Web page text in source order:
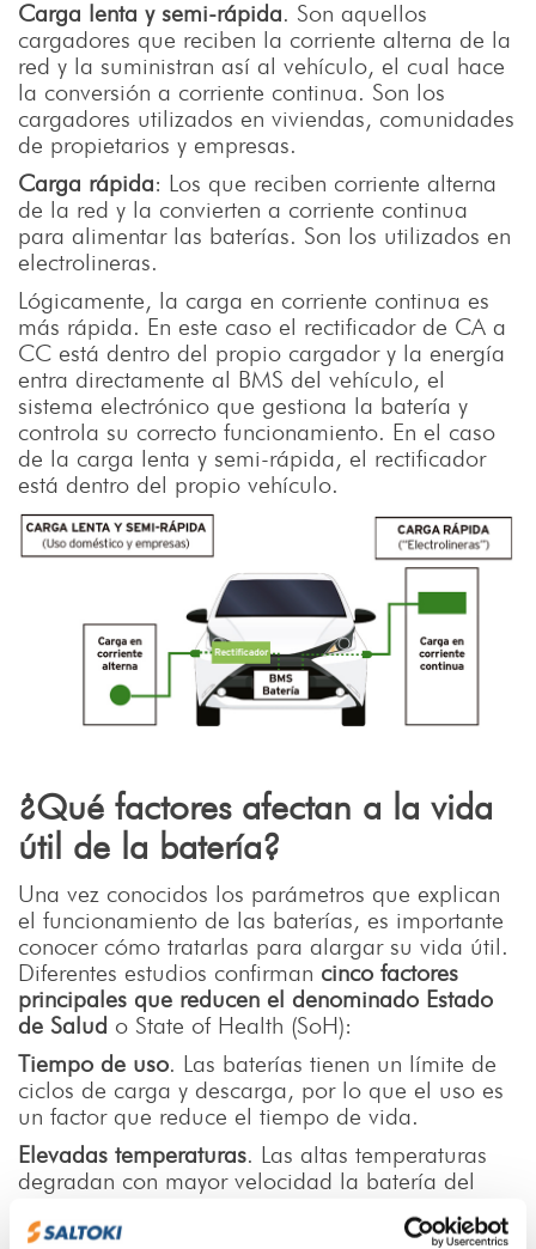
Carga lenta y semi-rápida. Son aquellos
cargadores que reciben la corriente alterna de la
red y la suministran así al vehículo, el cual hace
la conversión a corriente continua. Son los
cargadores utilizados en viviendas, comunidades
de propietarios y empresas.
Carga rápida: Los que reciben corriente alterna
de la red y la convierten a corriente continua
para alimentar las baterías. Son los utilizados en
electrolineras.
Lógicamente, la carga en corriente continua es
más rápida. En este caso el rectificador de CA a
CC está dentro del propio cargador y la energía
entra directamente al BMS del vehículo, el
sistema electrónico que gestiona la batería y
controla su correcto funcionamiento. En el caso
de la carga lenta y semi-rápida, el rectificador
está dentro del propio vehículo.
¿Qué factores afectan a la vida
útil de la batería?
Una vez conocidos los parámetros que explican
el funcionamiento de las baterías, es importante
conocer cómo tratarlas para alargar su vida útil.
Diferentes estudios confirman cinco factores
principales que reducen el denominado Estado
de Salud o State of Health (SoH):
Tiempo de uso. Las baterías tienen un límite de
ciclos de carga y descarga, por lo que el uso es
un factor que reduce el tiempo de vida.
Elevadas temperaturas. Las altas temperaturas
degradan con mayor velocidad la batería del
temperaturas lo hacen de forma temporal, pero